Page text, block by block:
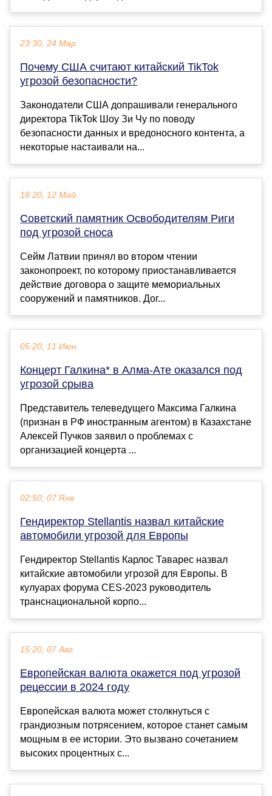
23:30, 24 Мар
Почему США считают китайский TikTok
угрозой безопасности?
Законодатели США допрашивали генерального
директора TikTok Шоу Зи Чу по поводу
безопасности данных и вредоносного контента, а
некоторые настаивали на...
18:20, 12 Май
Советский памятник Освободителям Риги
под угрозой сноса
Сейм Латвии принял во втором чтении
законопроект, по которому приостанавливается
действие договора о защите мемориальных
сооружений и памятников. Дог...
05:20, 11 Июн
Концерт Галкина* в Алма-Ате оказался под
угрозой срыва
Представитель телеведущего Максима Галкина
(признан в РФ иностранным агентом) в Казахстане
Алексей Пучков заявил о проблемах с
организацией концерта ...
02:50, 07 Янв
Гендиректор Stellantis назвал китайские
автомобили угрозой для Европы
Гендиректор Stellantis Карлос Таварес назвал
китайские автомобили угрозой для Европы. В
кулуарах форума CES-2023 руководитель
транснациональной корпо...
15:20, 07 Авг
Европейская валюта окажется под угрозой
рецессии в 2024 году
Европейская валюта может столкнуться с
грандиозным потрясением, которое станет самым
мощным в ее истории. Это вызвано сочетанием
высоких процентных с...